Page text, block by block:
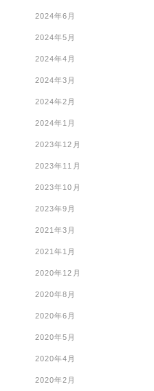
2024年6月
2024年5月
2024年4月
2024年3月
2024年2月
2024年1月
2023年12月
2023年11月
2023年10月
2023年9月
2021年3月
2021年1月
2020年12月
2020年8月
2020年6月
2020年5月
2020年4月
2020年2月